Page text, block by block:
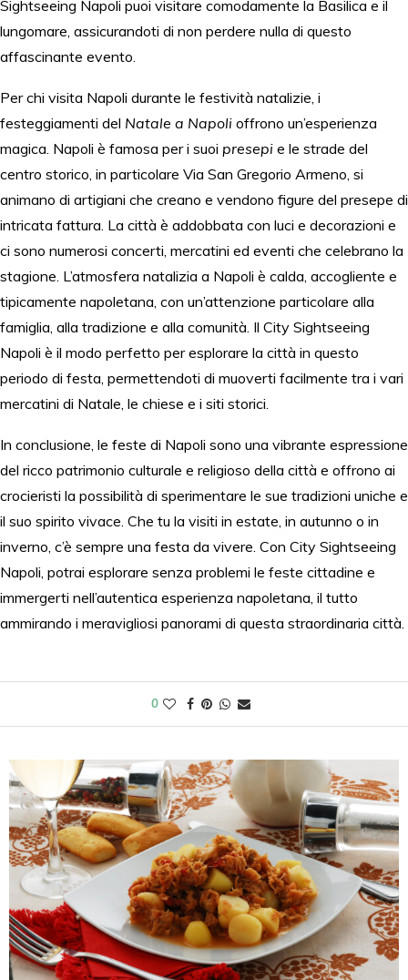
Sightseeing Napoli puoi visitare comodamente la Basilica e il
lungomare, assicurandoti di non perdere nulla di questo
affascinante evento.
Per chi visita Napoli durante le festività natalizie, i
festeggiamenti del Natale a Napoli offrono un’esperienza
magica. Napoli è famosa per i suoi presepi e le strade del
centro storico, in particolare Via San Gregorio Armeno, si
animano di artigiani che creano e vendono figure del presepe di
intricata fattura. La città è addobbata con luci e decorazioni e
ci sono numerosi concerti, mercatini ed eventi che celebrano la
stagione. L’atmosfera natalizia a Napoli è calda, accogliente e
tipicamente napoletana, con un’attenzione particolare alla
famiglia, alla tradizione e alla comunità. Il City Sightseeing
Napoli è il modo perfetto per esplorare la città in questo
periodo di festa, permettendoti di muoverti facilmente tra i vari
mercatini di Natale, le chiese e i siti storici.
In conclusione, le feste di Napoli sono una vibrante espressione
del ricco patrimonio culturale e religioso della città e offrono ai
crocieristi la possibilità di sperimentare le sue tradizioni uniche e
il suo spirito vivace. Che tu la visiti in estate, in autunno o in
inverno, c’è sempre una festa da vivere. Con City Sightseeing
Napoli, potrai esplorare senza problemi le feste cittadine e
immergerti nell’autentica esperienza napoletana, il tutto
ammirando i meravigliosi panorami di questa straordinaria città.
0